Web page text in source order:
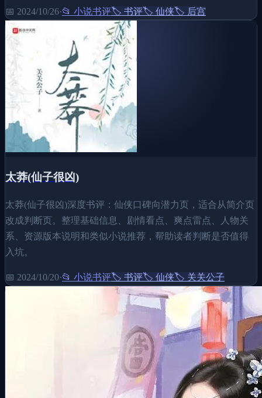
📅 2024/10/26·📂 小说书评🏷️ 书评🏷️ 仙侠🏷️ 后宫
太莽(仙子很凶)
太莽(仙子很凶)深度书评：仙侠口碑向潜力页，适合从简介页
改成判断页。整理基础信息、剧情看点、爽点雷点、人物关
系、资源版本说明和类似小说推荐，帮助读者判断是否值得
入坑。
📅 2024/10/20·📂 小说书评🏷️ 书评🏷️ 仙侠🏷️ 关关公子